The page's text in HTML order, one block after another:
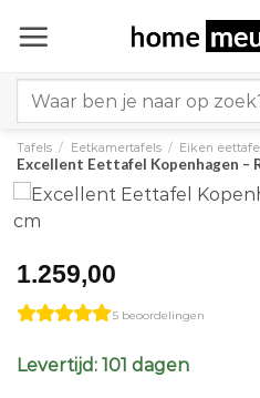
naar
for:
Tafels / Eetkamertafels / Eiken
Excellent Eettafel Kopenhagen –
1.259,00
5 beoordelingen
Levertijd: 101 dagen